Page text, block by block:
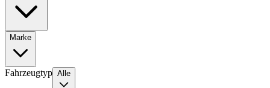
Marke
Fahrzeugtyp Alle